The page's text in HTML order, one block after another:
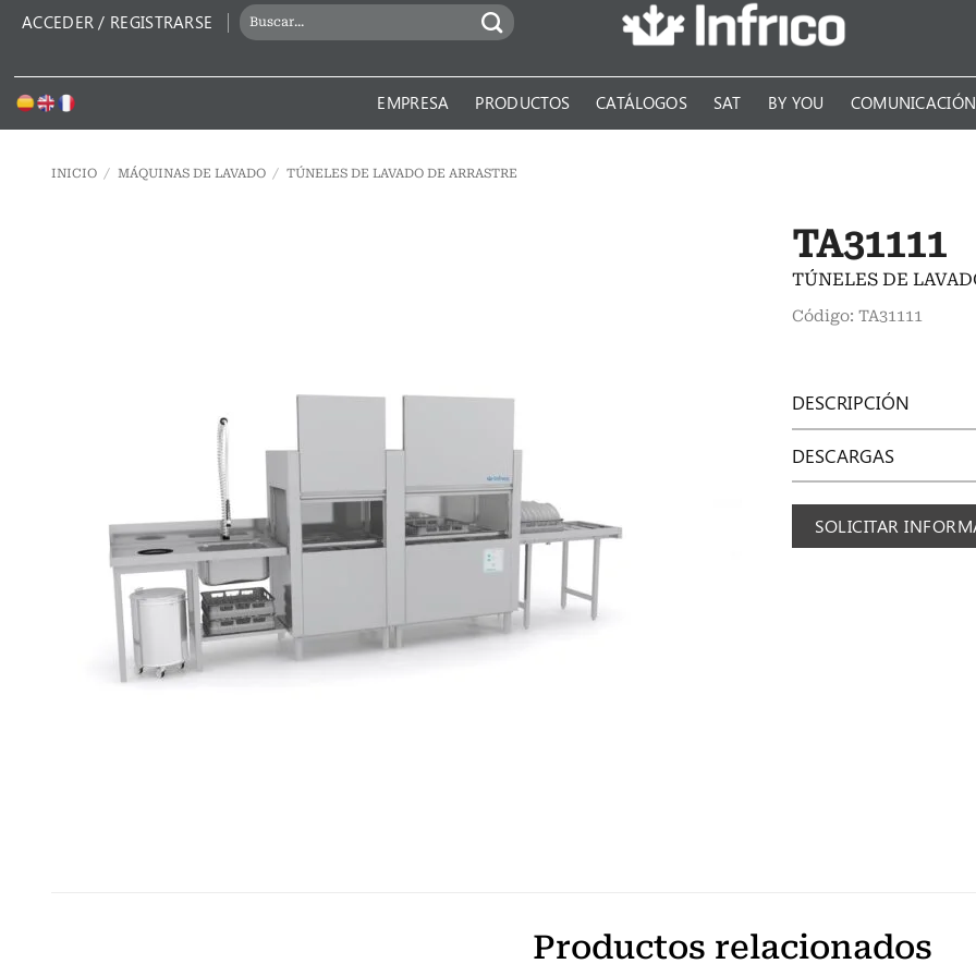
ACCEDER / REGISTRARSE
BUSCAR
POR:
EMPRESA PRODUCTOS CATÁLOGOS SAT BY YOU COMUNICACIÓN
INICIO / MÁQUINAS DE LAVADO / TÚNELES DE LAVADO DE ARRASTRE
TA31111
TÚNELES DE
Código: TA31111
DESCRIPCIÓN
DESCARGAS
SOLICITAR
Productos relacionados